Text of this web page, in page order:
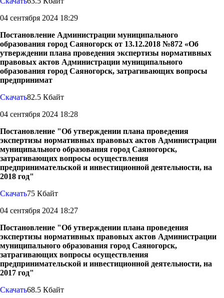
04 сентября 2024 18:29
Постановление Администрации муниципального
образования город Саяногорск от 13.12.2018 №872 «Об
утверждении плана проведения экспертизы нормативных
правовых актов Администрации муниципального
образования город Саяногорск, затрагивающих вопросы
предпринимат
Скачать82.5 Кбайт
04 сентября 2024 18:28
Постановление "Об утверждении плана проведения
экспертизы нормативных правовых актов Администрации
муниципального образования город Саяногорск,
затрагивающих вопросы осуществления
предпринимательской и инвестиционной деятельности, на
2018 год"
Скачать75 Кбайт
04 сентября 2024 18:27
Постановление "Об утверждении плана проведения
экспертизы нормативных правовых актов Администрации
муниципального образования город Саяногорск,
затрагивающих вопросы осуществления
предпринимательской и инвестиционной деятельности, на
2017 год"
Скачать68.5 Кбайт